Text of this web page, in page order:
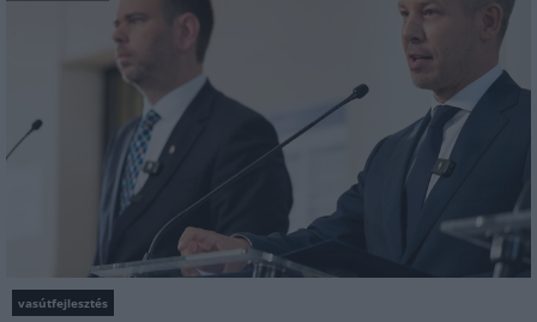
vasútfejlesztés